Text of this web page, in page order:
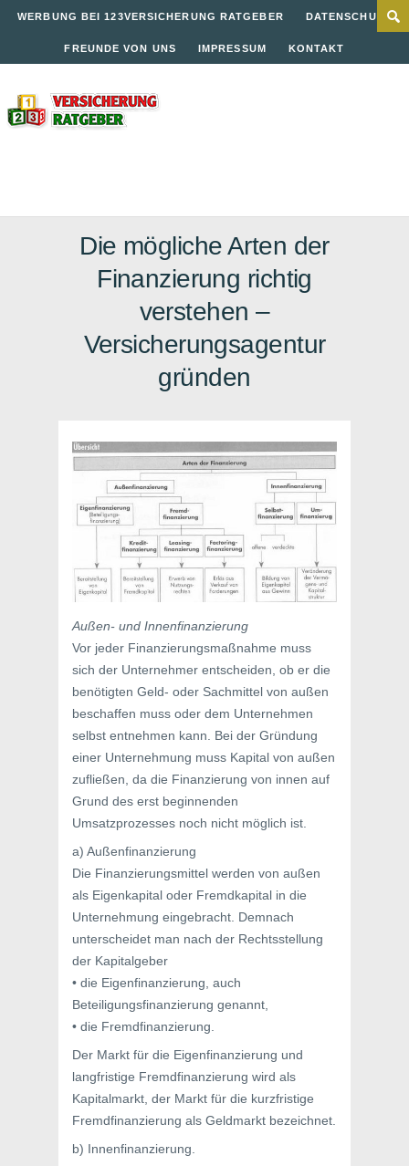
WERBUNG BEI 123VERSICHERUNG RATGEBER DATENSCHUTZ
FREUNDE VON UNS IMPRESSUM KONTAKT
Die mögliche Arten der
Finanzierung richtig
verstehen –
Versicherungsagentur
gründen
Außen- und Innenfinanzierung
Vor jeder Finanzierungsmaßnahme muss
sich der Unternehmer entscheiden, ob er die
benötigten Geld- oder Sachmittel von außen
beschaffen muss oder dem Unternehmen
selbst entnehmen kann. Bei der Gründung
einer Unternehmung muss Kapital von außen
zufließen, da die Finanzierung von innen auf
Grund des erst beginnenden
Umsatzprozesses noch nicht möglich ist.
a) Außenfinanzierung
Die Finanzierungsmittel werden von außen
als Eigenkapital oder Fremdkapital in die
Unternehmung eingebracht. Demnach
unterscheidet man nach der Rechtsstellung
der Kapitalgeber
• die Eigenfinanzierung, auch
Beteiligungsfinanzierung genannt,
• die Fremdfinanzierung.
Der Markt für die Eigenfinanzierung und
langfristige Fremdfinanzierung wird als
Kapitalmarkt, der Markt für die kurzfristige
Fremdfinanzierung als Geldmarkt bezeichnet.
b) Innenfinanzierung.